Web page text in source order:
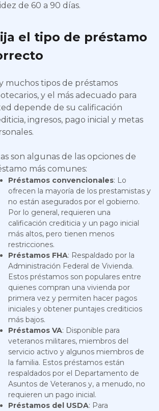
de 60 a 90 días.
el tipo de préstamo
muchos tipos de préstamos
y el más adecuado para
depende de su calificación
ingresos, pago inicial y metas
son algunas de las opciones de
más comunes:
Préstamos convencionales: Lo
ofrecen la mayoría de los prestamistas y
no están asegurados por el gobierno.
Por lo general, requieren una
calificación crediticia y un pago inicial
más altos, pero tienen menos
restricciones.
Préstamos FHA: Respaldado por la
Administración Federal de Vivienda.
Estos préstamos son populares entre
quienes compran una vivienda por
primera vez y permiten hacer pagos
iniciales y obtener puntajes crediticios
más bajos.
Préstamos VA: Disponible para
veteranos militares, miembros del
servicio activo y algunos miembros de
la familia. Estos préstamos están
respaldados por el Departamento de
Asuntos de Veteranos y, a menudo, no
requieren un pago inicial.
Préstamos del USDA: Para